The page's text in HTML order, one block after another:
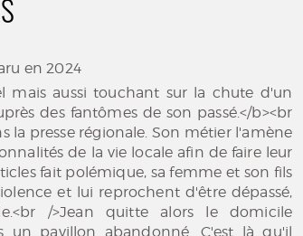
en 2024
mais aussi touchant sur la chute d'un
des fantômes de son passé.</b><br
la presse régionale. Son métier l'amène
de la vie locale afin de faire leur
fait polémique, sa femme et son fils
et lui reprochent d'être dépassé,
/>Jean quitte alors le domicile
un pavillon abandonné. C'est là qu'il